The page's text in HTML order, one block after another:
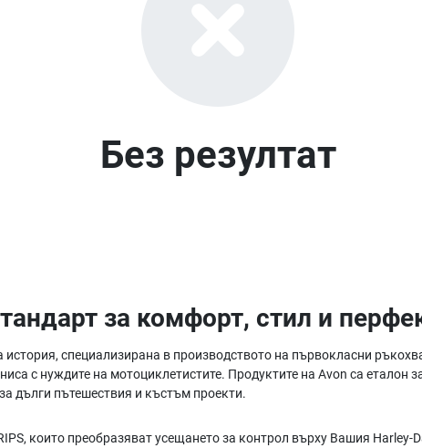
Без резултат
за комфорт, стил и
специализирана в производството на първокласни
с нуждите на мотоциклетистите. Продуктите на Avon са еталон
дълги пътешествия и къстъм проекти.
които преобразяват усещането за контрол върху Вашия